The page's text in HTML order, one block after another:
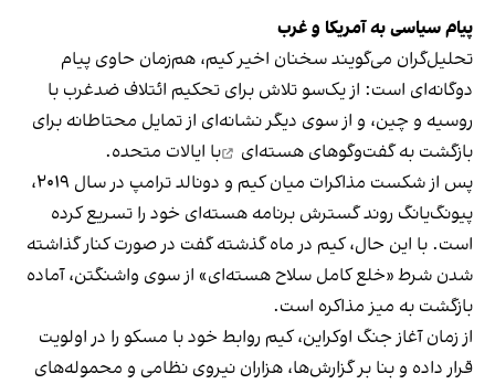
پیام سیاسی به آمریکا و غرب
تحلیل‌گران می‌گویند سخنان اخیر کیم، هم‌زمان حاوی پیام
دوگانه‌ای است: از یک‌سو تلاش برای تحکیم ائتلاف ضدغرب با
روسیه و چین، و از سوی دیگر نشانه‌ای از تمایل محتاطانه برای
بازگشت بهگفت‌وگوهای هسته‌ای
با ایالات متحده.
پس از شکست مذاکرات میان کیم و دونالد ترامپ در سال ۲۰۱۹،
پیونگ‌یانگ روند گسترش برنامه هسته‌ای خود را تسریع کرده
است. با این حال، کیم در ماه گذشته گفت در صورت کنار گذاشته
شدن شرط «خلع کامل سلاح هسته‌ای» از سوی واشنگتن، آماده
بازگشت به میز مذاکره است.
از زمان آغاز جنگ اوکراین، کیم روابط خود با مسکو را در اولویت
قرار داده و بنا بر گزارش‌ها، هزاران نیروی نظامی و محموله‌های